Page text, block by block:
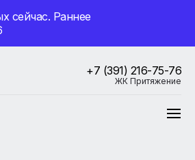
сейчас. Раннее
+7 (391) 216-75-76
ЖК Притяжение